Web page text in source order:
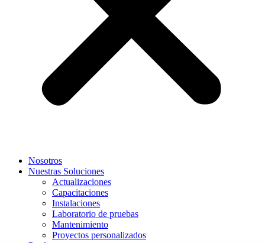
Nosotros
Nuestras Soluciones
Actualizaciones
Capacitaciones
Instalaciones
Laboratorio de pruebas
Mantenimiento
Proyectos personalizados